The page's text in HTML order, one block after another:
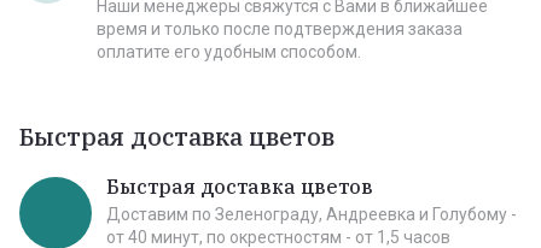
Наши менеджеры свяжутся с Вами в ближайшее
время и только после подтверждения заказа
оплатите его удобным способом.
Быстрая доставка цветов
Быстрая доставка цветов
Доставим по Зеленограду, Андреевка и Голубому -
от 40 минут, по окрестностям - от 1,5 часов